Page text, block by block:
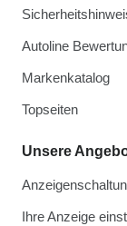
Autoline
Markenkatalog
Topseiten
Unsere
Ihre Anzeige